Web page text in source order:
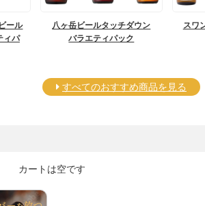
ール
ィパ
八ヶ岳ビールタッチダウン
バラエティパック
スワ
すべてのおすすめ商品を見る
カートは空です